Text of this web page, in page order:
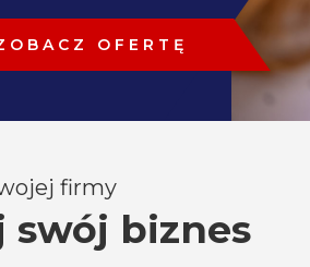
OFERTĘ
firmy
swój biznes